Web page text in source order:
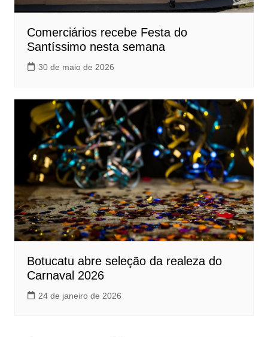
Comerciários recebe Festa do
Santíssimo nesta semana
30 de maio de 2026
Botucatu abre seleção da realeza do
Carnaval 2026
24 de janeiro de 2026